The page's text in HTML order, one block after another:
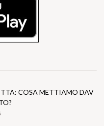
COSA METTIAMO DAV